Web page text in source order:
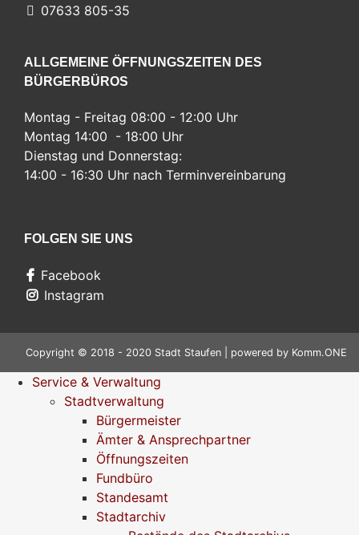
07633 805-35
ALLGEMEINE ÖFFNUNGSZEITEN DES
BÜRGERBÜROS
Montag - Freitag 08:00 - 12:00 Uhr
Montag 14:00 - 18:00 Uhr
Dienstag und Donnerstag:
14:00 - 16:30 Uhr nach Terminvereinbarung
FOLGEN SIE UNS
Facebook
Instagram
Copyright © 2018 - 2020 Stadt Staufen | powered by Komm.ONE
Service & Verwaltung
Stadtverwaltung
Bürgermeister
Ämter & Ansprechpartner
Öffnungszeiten
Fundbüro
Standesamt
Stadtarchiv